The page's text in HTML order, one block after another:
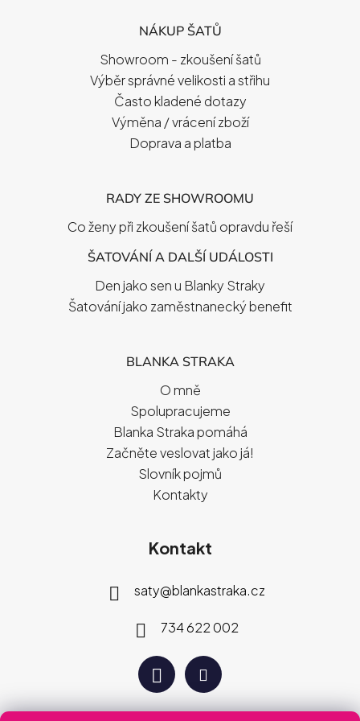
NÁKUP ŠATŮ
Showroom - zkoušení šatů
Výběr správné velikosti a střihu
Často kladené dotazy
Výměna / vrácení zboží
Doprava a platba
RADY ZE SHOWROOMU
Co ženy při zkoušení šatů opravdu řeší
ŠATOVÁNÍ A DALŠÍ UDÁLOSTI
Den jako sen u Blanky Straky
Šatování jako zaměstnanecký benefit
BLANKA STRAKA
O mně
Spolupracujeme
Blanka Straka pomáhá
Začněte veslovat jako já!
Slovník pojmů
Kontakty
Kontakt
saty@blankastraka.cz
734 622 002